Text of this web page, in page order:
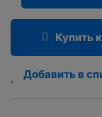
Купить
Добавить в